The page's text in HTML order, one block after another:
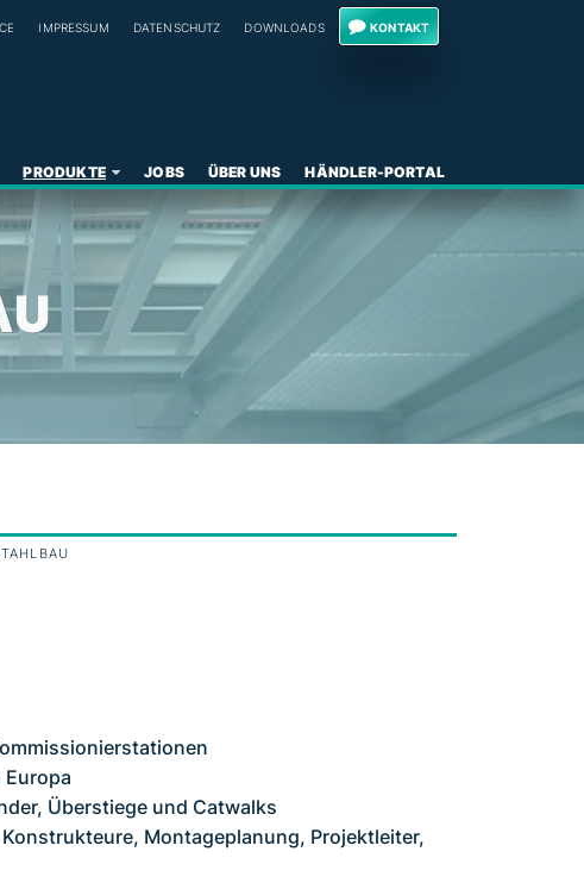
IMPRESSUM DATENSCHUTZ DOWNLOADS KONTAKT
PRODUKTE JOBS ÜBER UNS HÄNDLER-PORTAL
Überstiege und Catwalks
Montageplanung, Projektleiter,